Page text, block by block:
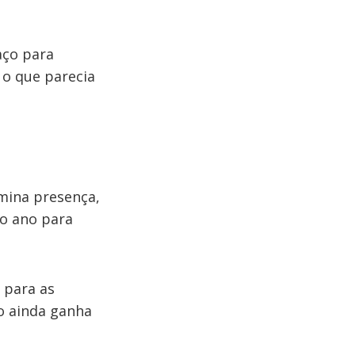
para
que parecia
presença,
ano para
as
ainda ganha